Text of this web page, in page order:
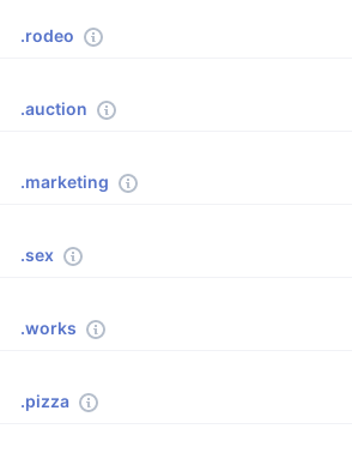
.rodeo
.auction
.marketing
.sex
.works
.pizza